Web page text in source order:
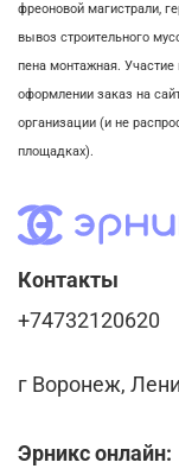
фреоновой магистрали,
вывоз строительного
пена монтажная. Участие
оформлении заказ на
организации (и не
площадках).
Контакты
+74732120620
г Воронеж,
Эрникс онлайн: